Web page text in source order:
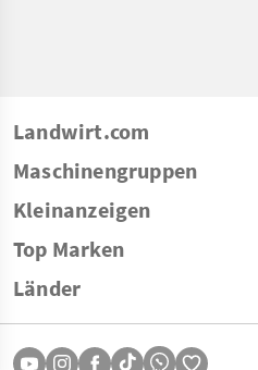
Landwirt.com
Maschinengruppen
Kleinanzeigen
Top Marken
Länder